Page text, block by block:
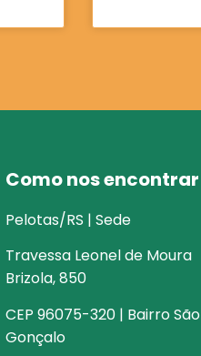
Como nos encontrar
Pelotas/RS | Sede
Travessa Leonel de Moura
Brizola, 850
CEP 96075-320 | Bairro São
Gonçalo